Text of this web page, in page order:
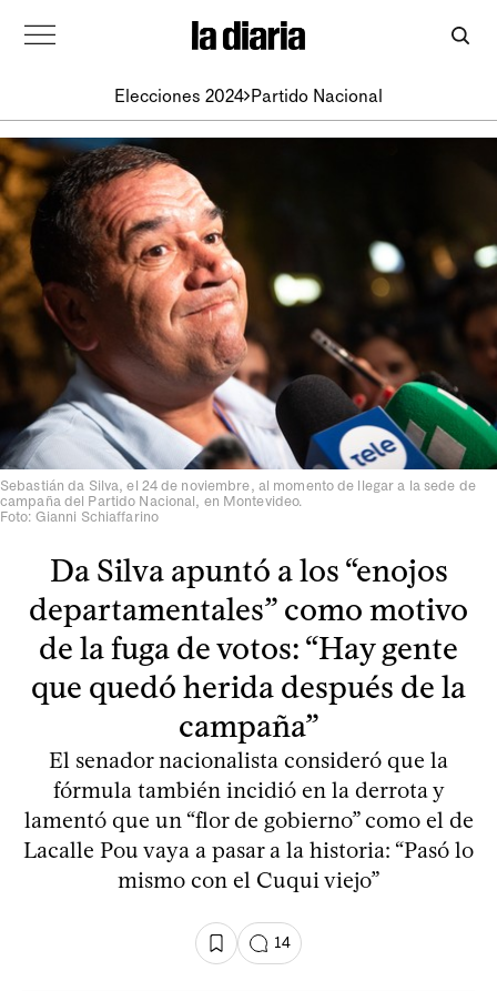
Elecciones 2024 Partido Nacional
Sebastián da Silva, el 24 de noviembre, al momento de llegar a la sede de
campaña del Partido Nacional, en Montevideo.
Foto: Gianni Schiaffarino
Da Silva apuntó a los “enojos
departamentales” como motivo
de la fuga de votos: “Hay gente
que quedó herida después de la
campaña”
El senador nacionalista consideró que la
fórmula también incidió en la derrota y
lamentó que un “flor de gobierno” como el de
Lacalle Pou vaya a pasar a la historia: “Pasó lo
mismo con el Cuqui viejo”
14